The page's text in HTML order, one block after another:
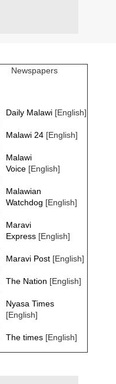
Newspapers
Daily Malawi [English]
Malawi 24 [English]
Malawi
Voice [English]
Malawian
Watchdog [English]
Maravi
Express [English]
Maravi Post [English]
The Nation [English]
Nyasa Times
[English]
The times [English]